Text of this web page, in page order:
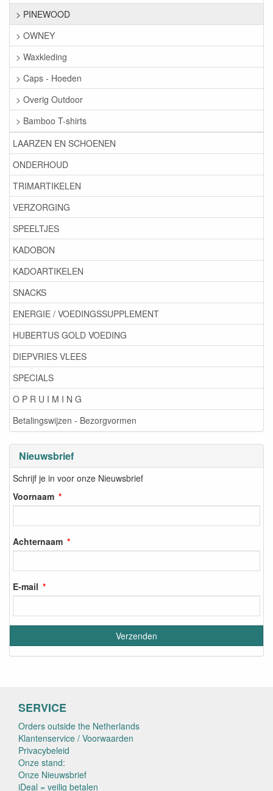
> PINEWOOD
> OWNEY
> Waxkleding
> Caps - Hoeden
> Overig Outdoor
> Bamboo T-shirts
LAARZEN EN SCHOENEN
ONDERHOUD
TRIMARTIKELEN
VERZORGING
SPEELTJES
KADOBON
KADOARTIKELEN
SNACKS
ENERGIE / VOEDINGSSUPPLEMENT
HUBERTUS GOLD VOEDING
DIEPVRIES VLEES
SPECIALS
O P R U I M I N G
Betalingswijzen - Bezorgvormen
Nieuwsbrief
Schrijf je in voor onze Nieuwsbrief
Voornaam
Achternaam
E-mail
SERVICE
Orders outside the Netherlands
Klantenservice / Voorwaarden
Privacybeleid
Onze stand:
Onze Nieuwsbrief
iDeal = veilig betalen